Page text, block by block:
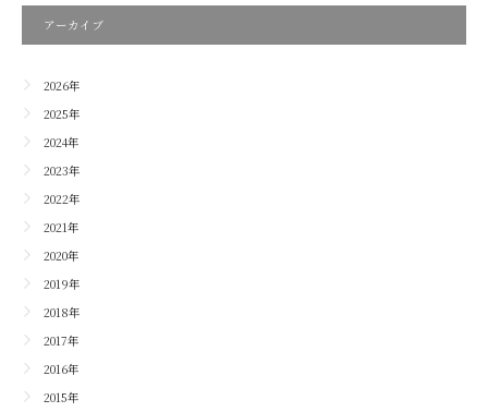
アーカイブ
2026年
2025年
2024年
2023年
2022年
2021年
2020年
2019年
2018年
2017年
2016年
2015年